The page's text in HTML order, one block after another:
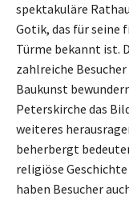
spektakuläre
Gotik, das für seine
Türme bekannt ist.
zahlreiche
Baukunst
Peterskirche das
weiteres
beherbergt
religiöse
haben Besucher